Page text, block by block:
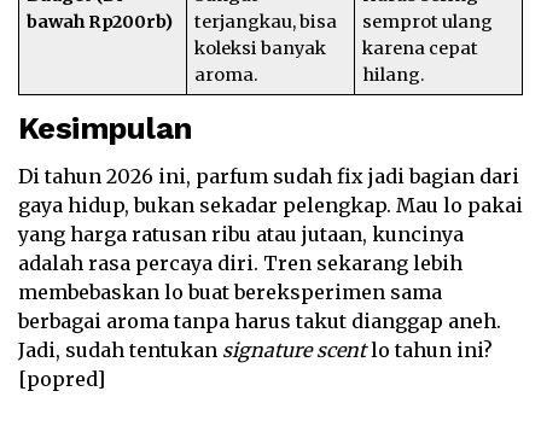
bawah Rp200rb)
terjangkau, bisa
koleksi banyak
aroma.
semprot ulang
karena cepat
hilang.
Kesimpulan
Di tahun 2026 ini, parfum sudah fix jadi bagian dari
gaya hidup, bukan sekadar pelengkap. Mau lo pakai
yang harga ratusan ribu atau jutaan, kuncinya
adalah rasa percaya diri. Tren sekarang lebih
membebaskan lo buat bereksperimen sama
berbagai aroma tanpa harus takut dianggap aneh.
Jadi, sudah tentukan signature scentlo tahun ini?
[popred]